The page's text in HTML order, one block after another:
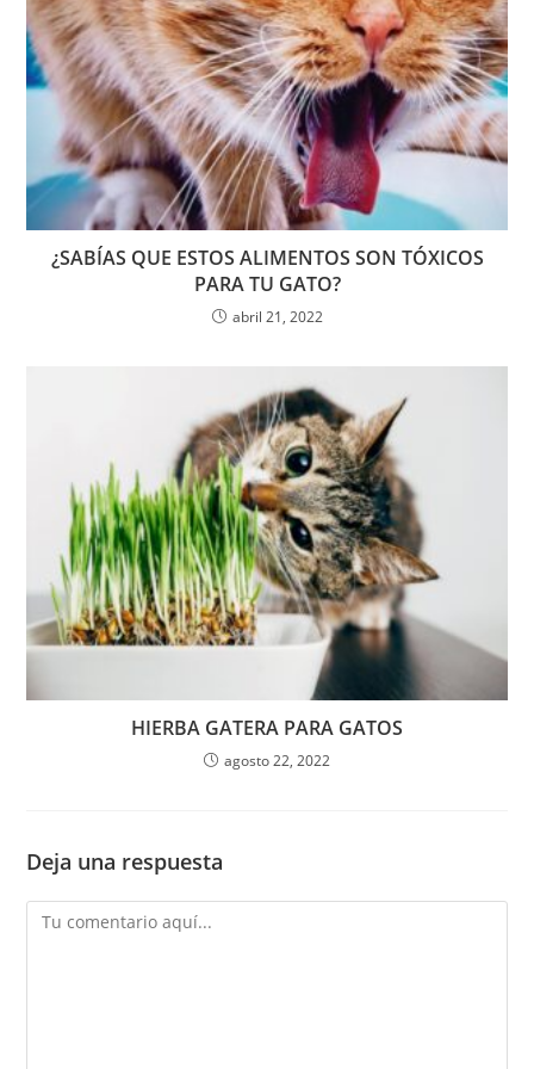
¿SABÍAS QUE ESTOS ALIMENTOS SON TÓXICOS
PARA TU GATO?
abril 21, 2022
HIERBA GATERA PARA GATOS
agosto 22, 2022
Deja una respuesta